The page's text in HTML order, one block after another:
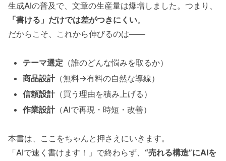
生成AIの普及で、文章の生産量は爆増しました。つまり、
「書ける」だけでは差がつきにくい。
だからこそ、これから伸びるのは――
テーマ選定 （誰のどんな悩みを取るか）
商品設計（無料→有料の自然な導線）
信頼設計（買う理由を積み上げる）
作業設計（AIで再現・時短・改善）
本書は、ここをちゃんと押さえにいきます。
「AIで速く書けます！」で終わらず、 “売れる構造”にAIを